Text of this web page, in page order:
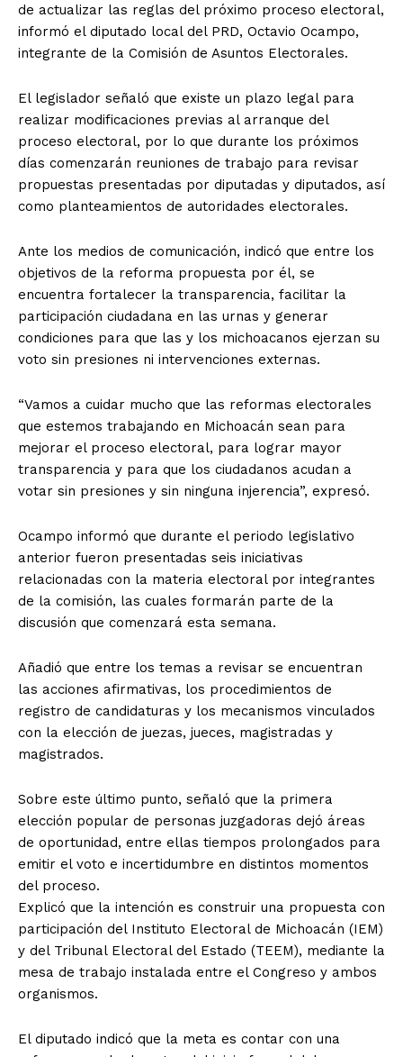
de actualizar las reglas del próximo proceso electoral,
informó el diputado local del PRD, Octavio Ocampo,
integrante de la Comisión de Asuntos Electorales.
El legislador señaló que existe un plazo legal para
realizar modificaciones previas al arranque del
proceso electoral, por lo que durante los próximos
días comenzarán reuniones de trabajo para revisar
propuestas presentadas por diputadas y diputados, así
como planteamientos de autoridades electorales.
Ante los medios de comunicación, indicó que entre los
objetivos de la reforma propuesta por él, se
encuentra fortalecer la transparencia, facilitar la
participación ciudadana en las urnas y generar
condiciones para que las y los michoacanos ejerzan su
voto sin presiones ni intervenciones externas.
“Vamos a cuidar mucho que las reformas electorales
que estemos trabajando en Michoacán sean para
mejorar el proceso electoral, para lograr mayor
transparencia y para que los ciudadanos acudan a
votar sin presiones y sin ninguna injerencia”, expresó.
Ocampo informó que durante el periodo legislativo
anterior fueron presentadas seis iniciativas
relacionadas con la materia electoral por integrantes
de la comisión, las cuales formarán parte de la
discusión que comenzará esta semana.
Añadió que entre los temas a revisar se encuentran
las acciones afirmativas, los procedimientos de
registro de candidaturas y los mecanismos vinculados
con la elección de juezas, jueces, magistradas y
magistrados.
Sobre este último punto, señaló que la primera
elección popular de personas juzgadoras dejó áreas
de oportunidad, entre ellas tiempos prolongados para
emitir el voto e incertidumbre en distintos momentos
del proceso.
Explicó que la intención es construir una propuesta con
participación del Instituto Electoral de Michoacán (IEM)
y del Tribunal Electoral del Estado (TEEM), mediante la
mesa de trabajo instalada entre el Congreso y ambos
organismos.
El diputado indicó que la meta es contar con una